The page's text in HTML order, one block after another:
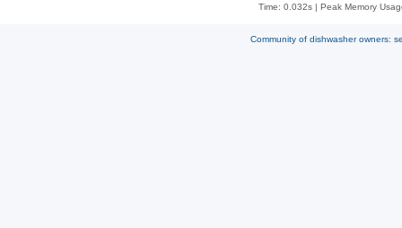
Time: 0.032s| Peak Memory
Community of dishwasher owners: